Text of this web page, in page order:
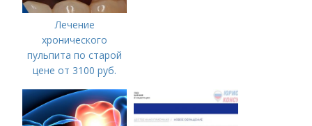
Лечение
хронического
пульпита по старой
цене от 3100 руб.
цена